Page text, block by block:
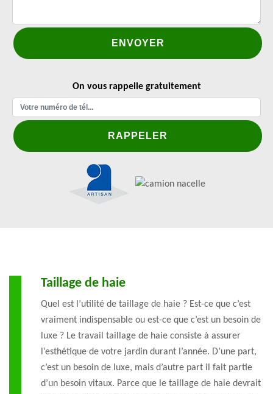
On vous rappelle gratuitement
Taillage de haie
Quel est l’utilité de taillage de haie ? Est-ce que c’est
vraiment indispensable ou est-ce que c’est un besoin de
luxe ? Le travail taillage de haie consiste à assurer
l’esthétique de votre jardin durant l’année. D’une part,
c’est un besoin de luxe, mais d’autre part il fait partie
d’un besoin vitaux. Parce que le taillage de haie devrait